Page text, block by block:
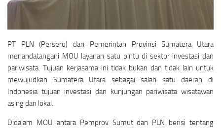
PT PLN (Persero) dan Pemerintah Provinsi Sumatera Utara
menandatangani MOU layanan satu pintu di sektor investasi dan
pariwisata. Tujuan kerjasama ini tidak bukan dan tidak lain untuk
mewujudkan Sumatera Utara sebagai salah satu daerah di
Indonesia tujuan investasi dan kunjungan pariwisata wisatawan
asing dan lokal.
Didalam MOU antara Pemprov Sumut dan PLN berisi tentang